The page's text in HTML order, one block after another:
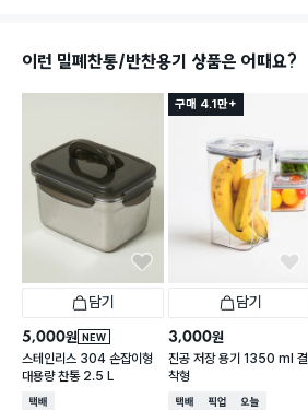
이런 밀폐찬통/반찬용기 상품은 어때요?
담기
NEW
5,000원
스테인리스 304 손잡이형
대용량 찬통 2.5 L
택배배송
구매 4.1만+
담기
3,000원
진공 저장 용기 1350 ml 결
착형
택배배송매장픽업오늘배송